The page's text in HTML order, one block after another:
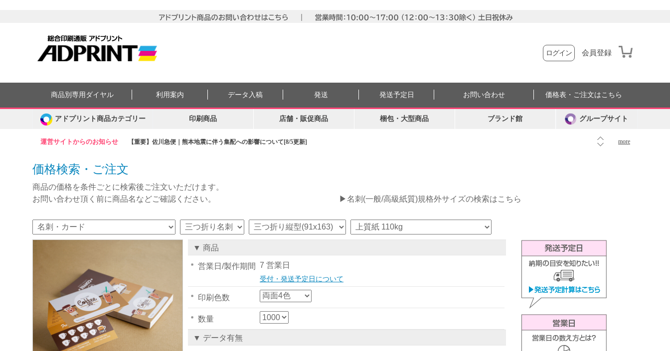
ログイン 会員登録
運営サイトからのお知らせ 【重要】佐川急便｜熊本地震に伴う集配への影響について[8/5更新] more
商品別専用ダイヤル 利用案内 データ入稿 発送 発送予定日 お問い合わせ 価格表・ご注文はこちら
アドプリント商品カテゴリー 印刷商品 店舗・販促商品 梱包・大型商品 ブランド館 グループサイト
価格検索・ご注文
商品の価格を条件ごとに検索後ご注文いただけます。
お問い合わせ頂く前に商品名などご確認ください。
▶名刺(一般/高級紙質)規格外サイズの検索はこちら
▼ 商品
営業日/製作期間 7 営業日
受付・発送予定日について
印刷色数
数量
▼ データ有無